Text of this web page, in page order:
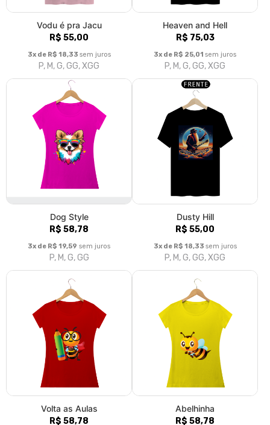
Vodu é pra Jacu
R$ 55,00
3x de R$ 18,33 sem juros
P, M, G, GG, XGG
Heaven and Hell
R$ 75,03
3x de R$ 25,01 sem juros
P, M, G, GG, XGG
Dog Style
R$ 58,78
3x de R$ 19,59 sem juros
P, M, G, GG
Dusty Hill
R$ 55,00
3x de R$ 18,33 sem juros
P, M, G, GG, XGG
Volta as Aulas
R$ 58,78
Abelhinha
R$ 58,78